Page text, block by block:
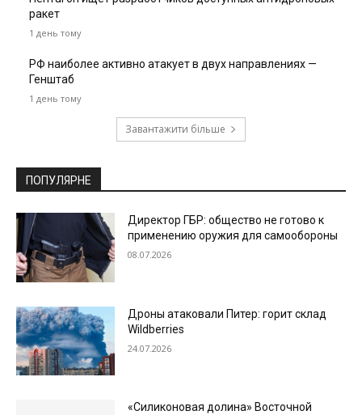
ракет
1 день тому
РФ наиболее активно атакует в двух направлениях —
Генштаб
1 день тому
Завантажити більше
ПОПУЛЯРНЕ
Директор ГБР: общество не готово к
применению оружия для самообороны
08.07.2026
Дроны атаковали Питер: горит склад
Wildberries
24.07.2026
«Силиконовая долина» Восточной